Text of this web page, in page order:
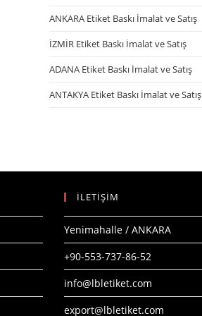
ANKARA Etiket Baskı İmalat ve Satış
İZMİR Etiket Baskı İmalat ve Satış
ADANA Etiket Baskı İmalat ve Satış
ANTAKYA Etiket Baskı İmalat ve Satış
İLETİŞİM
Yenimahalle / ANKARA
+90-553-737-86-52
info@lbletiket.com
export@lbletiket.com